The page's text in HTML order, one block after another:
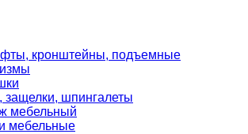
кронштейны, подъемные
защелки, шпингалеты
мебельный
мебельные